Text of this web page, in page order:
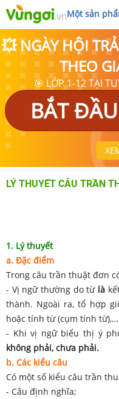
Một sản
💥 NGÀY HỘI
THEO
🎯 LỚP 1-12 TẠI
BẮT
LÝ THUYẾT CÂU TRẦN
1. Lý thuyết
a. Đặc điểm
Trong câu trần thuật đơn
- Vị ngữ thường do từ là
thành. Ngoài ra, tổ hợp
hoặc tính từ (cụm tính
- Khi vị ngữ biểu thị ý
không phải, chưa phải.
b. Các kiểu câu
Có một số kiểu câu trần
- Câu định nghĩa;